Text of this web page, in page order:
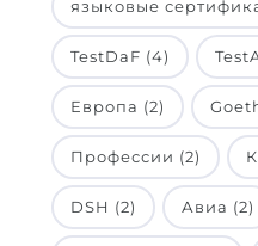
языковые
TestDaF (4)
Европа (2)
Профессии (2)
DSH (2) Авиа (2)